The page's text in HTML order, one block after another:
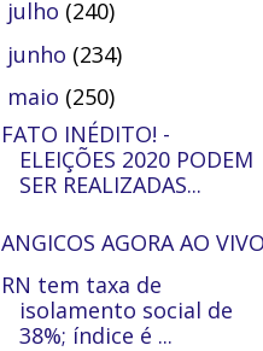
julho (240)
junho (234)
maio (250)
FATO INÉDITO! -
ELEIÇÕES 2020 PODEM
SER REALIZADAS...
ANGICOS AGORA AO VIVO
RN tem taxa de
isolamento social de
38%; índice é ...